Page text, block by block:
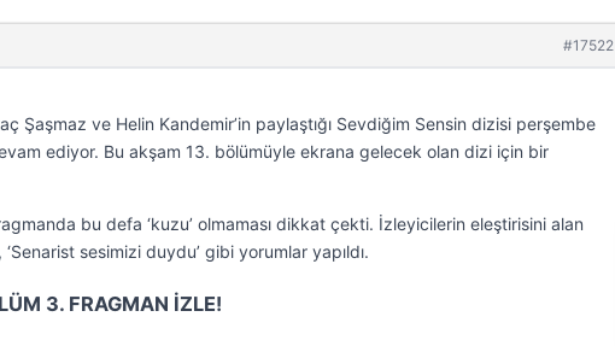
#17522
Şaşmaz ve Helin Kandemir’in paylaştığı Sevdiğim Sensin dizisi perşembe
ediyor. Bu akşam 13. bölümüyle ekrana gelecek olan dizi için bir
bu defa ‘kuzu’ olmaması dikkat çekti. İzleyicilerin eleştirisini alan
sesimizi duydu’ gibi yorumlar yapıldı.
3. FRAGMAN İZLE!